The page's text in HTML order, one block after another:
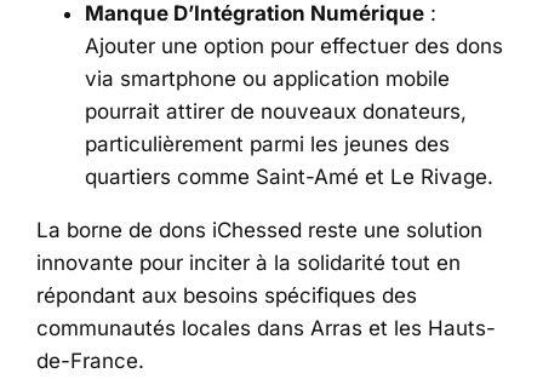
Manque D’Intégration Numérique :
Ajouter une option pour effectuer des dons
via smartphone ou application mobile
pourrait attirer de nouveaux donateurs,
particulièrement parmi les jeunes des
quartiers comme Saint-Amé et Le Rivage.
La borne de dons iChessed reste une solution
innovante pour inciter à la solidarité tout en
répondant aux besoins spécifiques des
communautés locales dans Arras et les Hauts-
de-France.